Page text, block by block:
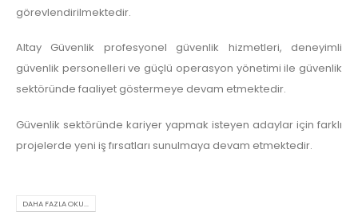
görevlendirilmektedir.
Altay Güvenlik profesyonel güvenlik hizmetleri, deneyimli
güvenlik personelleri ve güçlü operasyon yönetimi ile güvenlik
sektöründe faaliyet göstermeye devam etmektedir.
Güvenlik sektöründe kariyer yapmak isteyen adaylar için farklı
projelerde yeni iş fırsatları sunulmaya devam etmektedir.
DAHA FAZLA OKU...